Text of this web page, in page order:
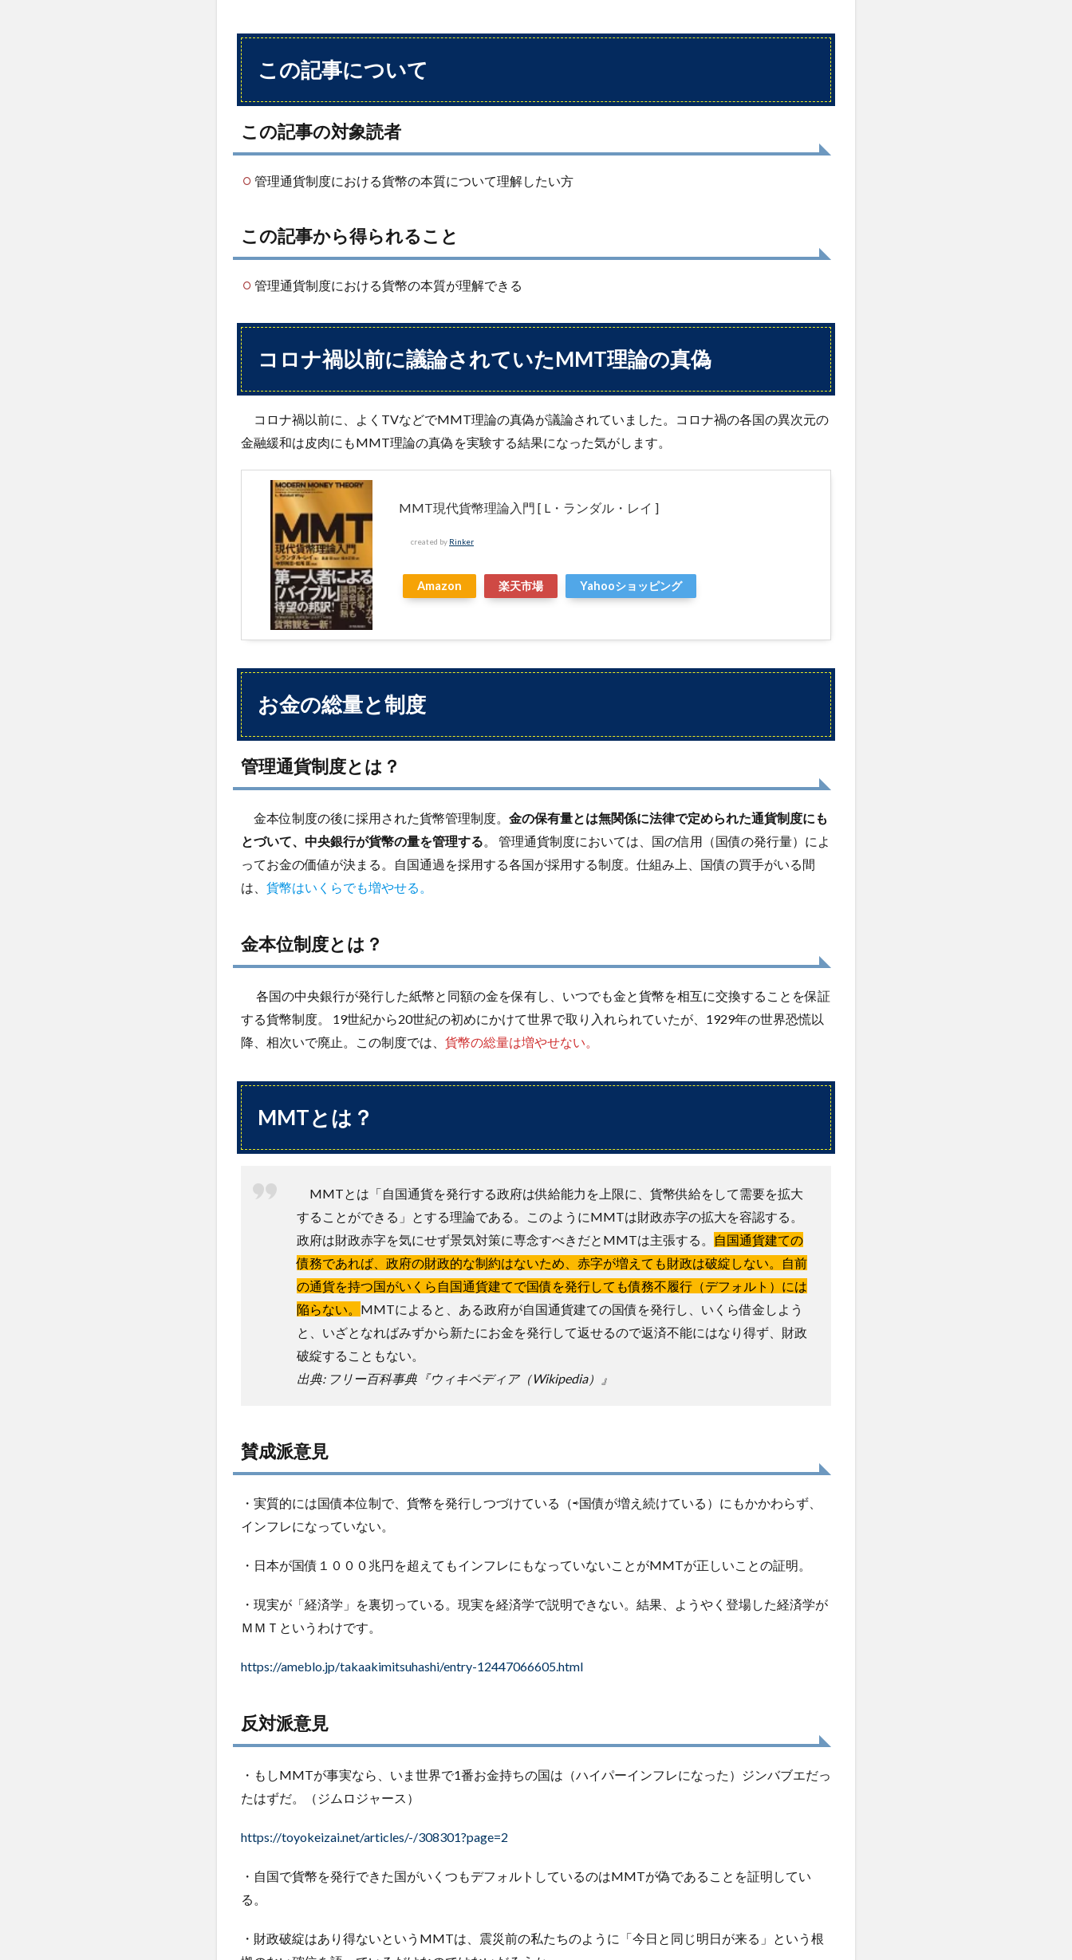
この
から
れる
こと
2
ナ禍
論さ
れて
MMT
の真
3
の
総
量
と
3.1
管理
通貨
制度
と
は？
3.2
位制
度と
は？
4
MMT
と
は？
4.1
賛成
見
4.2
派意
見
コロ
ナ禍
での
MMT
5
ま
と
後
この記事について
この記事の対象読者
管理通貨制度における貨幣の本質について理解したい方
この記事から得られること
管理通貨制度における貨幣の本質が理解できる
コロナ禍以前に議論されていたMMT理論の真偽
コロナ禍以前に、よくTVなどでMMT理論の真偽が議論されていました。コロナ禍の各国の異次元の
金融緩和は皮肉にもMMT理論の真偽を実験する結果になった気がします。
MMT現代貨幣理論入門 [ L・ランダル・レイ ]
created by Rinker
Amazon 楽天市場 Yahooショッピング
お金の総量と制度
管理通貨制度とは？
金本位制度の後に採用された貨幣管理制度。 金の保有量とは無関係に法律で定められた通貨制度にも
とづいて、中央銀行が貨幣の量を管理する。 管理通貨制度においては、国の信用（国債の発行量）によ
ってお金の価値が決まる。自国通過を採用する各国が採用する制度。仕組み上、国債の買手がいる間
は、 貨幣はいくらでも増やせる。
金本位制度とは？
各国の中央銀行が発行した紙幣と同額の金を保有し、いつでも金と貨幣を相互に交換することを保証
する貨幣制度。 19世紀から20世紀の初めにかけて世界で取り入れられていたが、1929年の世界恐慌以
降、相次いで廃止。この制度では、 貨幣の総量は増やせない。
MMTとは？
MMTとは「自国通貨を発行する政府は供給能力を上限に、貨幣供給をして需要を拡大
することができる」とする理論である。このようにMMTは財政赤字の拡大を容認する。
政府は財政赤字を気にせず景気対策に専念すべきだとMMTは主張する。
自国通貨建ての
債務であれば、政府の財政的な制約はないため、赤字が増えても財政は破綻しない。自前
の通貨を持つ国がいくら自国通貨建てで国債を発行しても債務不履行（デフォルト）には
陥らない。 MMTによると、ある政府が自国通貨建ての国債を発行し、いくら借金しよう
と、いざとなればみずから新たにお金を発行して返せるので返済不能にはなり得ず、財政
破綻することもない。
出典: フリー百科事典『ウィキペディア（Wikipedia）』
賛成派意見
・実質的には国債本位制で、貨幣を発行しつづけている（⇨国債が増え続けている）にもかかわらず、
インフレになっていない。
・日本が国債１０００兆円を超えてもインフレにもなっていないことがMMTが正しいことの証明。
・現実が「経済学」を裏切っている。現実を経済学で説明できない。結果、ようやく登場した経済学が
ＭＭＴというわけです。
https://ameblo.jp/takaakimitsuhashi/entry-12447066605.html
反対派意見
・もしMMTが事実なら、いま世界で1番お金持ちの国は（ハイパーインフレになった）ジンバブエだっ
たはずだ。（ジムロジャース）
https://toyokeizai.net/articles/-/308301?page=2
・自国で貨幣を発行できた国がいくつもデフォルトしているのはMMTが偽であることを証明してい
る。
・財政破綻はあり得ないというMMTは、震災前の私たちのように「今日と同じ明日が来る」という根